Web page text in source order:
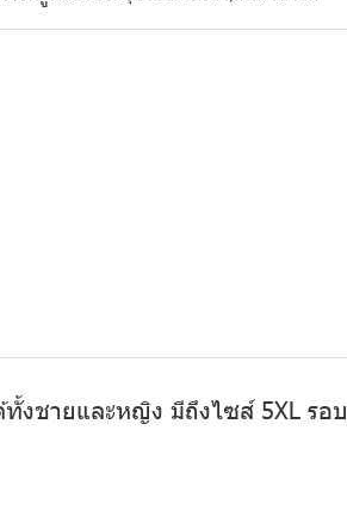
งชายและหญิง มีถึงไซส์ 5XL รอบ